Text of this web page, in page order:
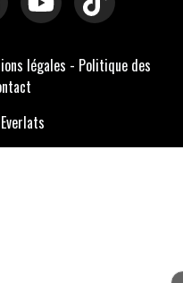
légales - Politique des